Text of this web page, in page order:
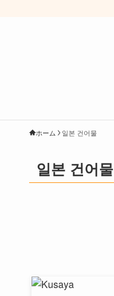
ホーム 일본 건어물
일본 건어물